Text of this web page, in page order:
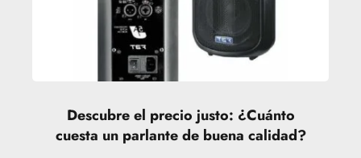
Descubre el precio justo: ¿Cuánto
cuesta un parlante de buena calidad?